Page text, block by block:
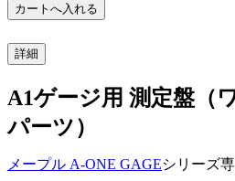
詳細
A1ゲージ用 測定盤（
パーツ）
メープル A-ONE GAGEシリーズ